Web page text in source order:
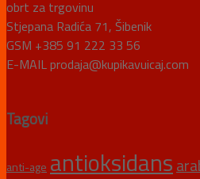
obrt za trgovinu
Stjepana Radića 71, Šibenik
GSM +385 91 222 33 56
E-MAIL prodaja@kupikavuicaj.com
Tagovi
anti-age antioksidans